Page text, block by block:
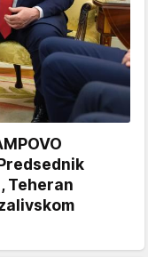
Teheran